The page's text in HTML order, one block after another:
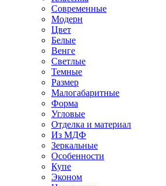
Современные
Модерн
Цвет
Белые
Венге
Светлые
Темные
Размер
Малогабаритные
Форма
Угловые
Отделка и материал
Из МДФ
Зеркальные
Особенности
Купе
Эконом